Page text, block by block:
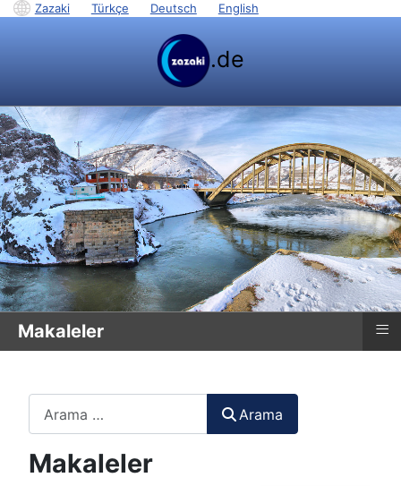
Zazaki Türkçe Deutsch English
.de
Makaleler ≡
Arama
Makaleler